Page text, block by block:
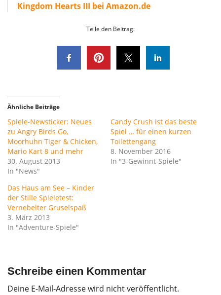
Kingdom Hearts III bei Amazon.de
Teile den Beitrag:
Ähnliche Beiträge
Spiele-Newsticker: Neues
zu Angry Birds Go,
Moorhuhn Tiger & Chicken,
Mario Kart 8 und mehr
30. August 2013
In "News"
Candy Crush ist das beste
Spiel … für einen kurzen
Toilettengang
8. November 2016
In "3-Gewinnt-Spiele"
Das Haus am See – Kinder
der Stille Spieletest:
Vernebelter Gruselspaß
3. März 2013
In "Adventure-Spiele"
Schreibe einen Kommentar
Deine E-Mail-Adresse wird nicht veröffentlicht.